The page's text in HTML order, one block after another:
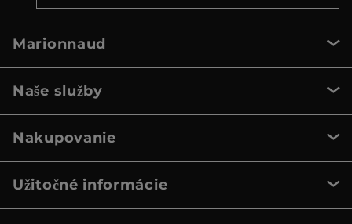
Marionnaud
Naše služby
Nakupovanie
Užitočné informácie